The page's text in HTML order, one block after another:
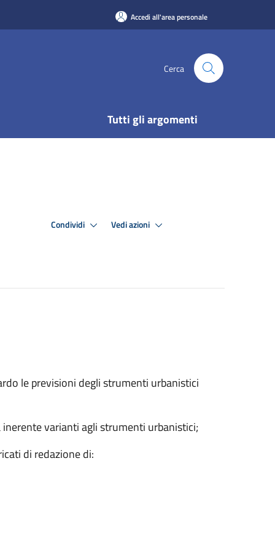
Accedi all'area personale
Cerca
Tutti gli argomenti
Condividi Vedi azioni
le previsioni degli strumenti urbanistici
varianti agli strumenti urbanistici;
di redazione di: